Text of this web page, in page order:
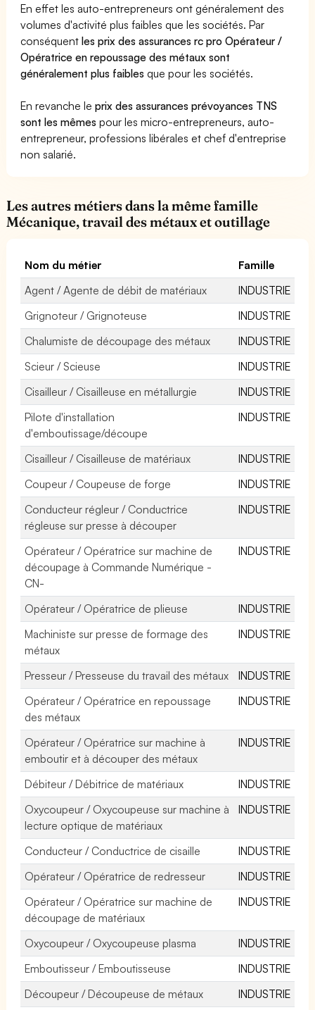
En effet les auto-entrepreneurs ont généralement des
volumes d'activité plus faibles que les sociétés. Par
conséquentles prix des assurances rc pro Opérateur /
Opératrice en repoussage des métaux sont
généralement plus faibles que pour les sociétés.
En revanche leprix des assurances prévoyances TNS
sont les mêmes pour les micro-entrepreneurs, auto-
entrepreneur, professions libérales et chef d'entreprise
non salarié.
Les autres métiers dans la même famille
Mécanique, travail des métaux et outillage
Nom du métier
Famille
Agent / Agente de débit de matériaux
INDUSTRIE
Grignoteur / Grignoteuse
INDUSTRIE
Chalumiste de découpage des métaux
INDUSTRIE
Scieur / Scieuse
INDUSTRIE
Cisailleur / Cisailleuse en métallurgie
INDUSTRIE
Pilote d'installation
d'emboutissage/découpe
INDUSTRIE
Cisailleur / Cisailleuse de matériaux
INDUSTRIE
Coupeur / Coupeuse de forge
INDUSTRIE
Conducteur régleur / Conductrice
régleuse sur presse à découper
INDUSTRIE
Opérateur / Opératrice sur machine de
découpage à Commande Numérique -
CN-
INDUSTRIE
Opérateur / Opératrice de plieuse
INDUSTRIE
Machiniste sur presse de formage des
métaux
INDUSTRIE
Presseur / Presseuse du travail des métaux
INDUSTRIE
Opérateur / Opératrice en repoussage
des métaux
INDUSTRIE
Opérateur / Opératrice sur machine à
emboutir et à découper des métaux
INDUSTRIE
Débiteur / Débitrice de matériaux
INDUSTRIE
Oxycoupeur / Oxycoupeuse sur machine à
lecture optique de matériaux
INDUSTRIE
Conducteur / Conductrice de cisaille
INDUSTRIE
Opérateur / Opératrice de redresseur
INDUSTRIE
Opérateur / Opératrice sur machine de
découpage de matériaux
INDUSTRIE
Oxycoupeur / Oxycoupeuse plasma
INDUSTRIE
Emboutisseur / Emboutisseuse
INDUSTRIE
Découpeur / Découpeuse de métaux
INDUSTRIE